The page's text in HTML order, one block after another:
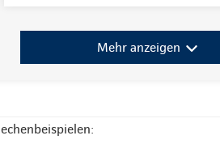
Mehr anzeigen